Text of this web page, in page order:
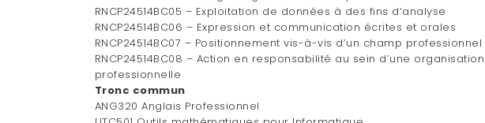
RNCP24514BC05 – Exploitation de données à des fins d’analyse
RNCP24514BC06 – Expression et communication écrites et orales
RNCP24514BC07 – Positionnement vis-à-vis d’un champ professionnel
RNCP24514BC08 – Action en responsabilité au sein d’une organisation
professionnelle
Tronc commun
ANG320 Anglais Professionnel